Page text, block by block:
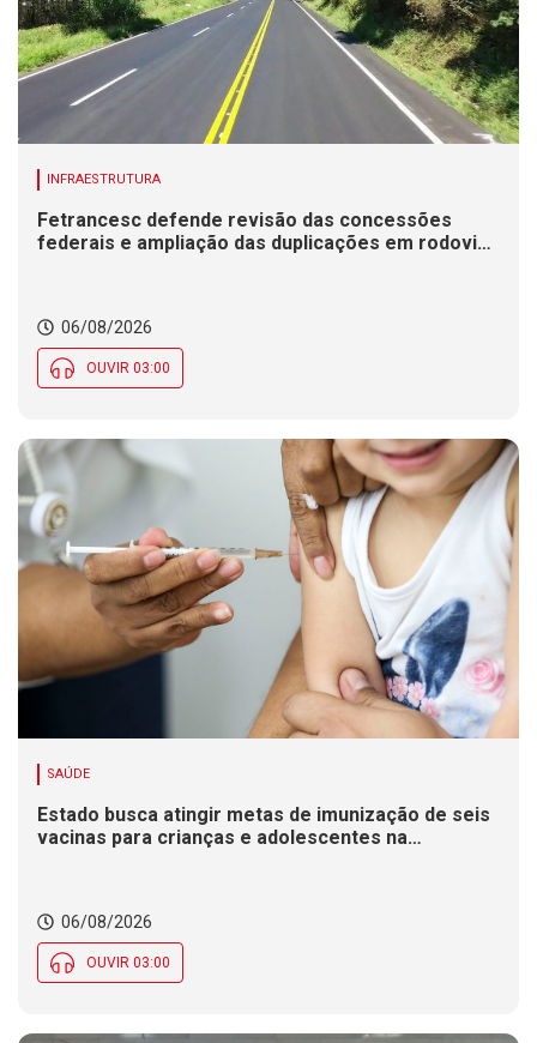
INFRAESTRUTURA
Fetrancesc defende revisão das concessões
federais e ampliação das duplicações em rodovias
06/08/2026
OUVIR 03:00
SAÚDE
Estado busca atingir metas de imunização de seis
vacinas para crianças e adolescentes na
06/08/2026
OUVIR 03:00